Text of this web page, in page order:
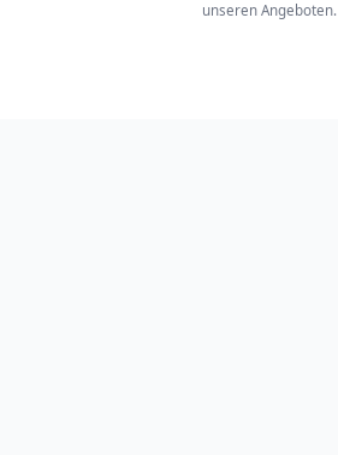
unseren Angeboten.